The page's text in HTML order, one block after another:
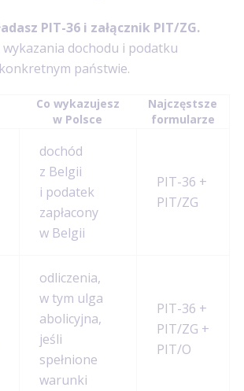
PIT-36 i załącznik PIT/ZG.
wykazania dochodu i podatku
państwie.
Co wykazujesz
w Polsce
Najczęstsze
formularze
dochód
z Belgii
i podatek
zapłacony
w Belgii
PIT-36 +
PIT/ZG
odliczenia,
w tym ulga
abolicyjna,
jeśli
spełnione
warunki
PIT-36 +
PIT/ZG +
PIT/O